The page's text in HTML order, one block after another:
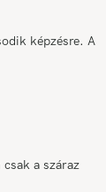
képzésre. A
a száraz